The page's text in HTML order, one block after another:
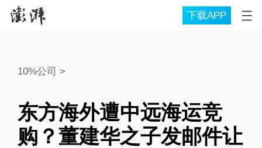
下载APP
10%公司 >
东方海外遭中远海运竞
购？董建华之子发邮件让